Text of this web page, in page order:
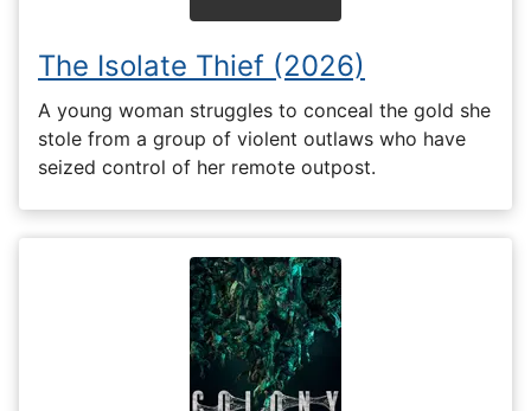
The Isolate Thief (2026)
A young woman struggles to conceal the gold she
stole from a group of violent outlaws who have
seized control of her remote outpost.